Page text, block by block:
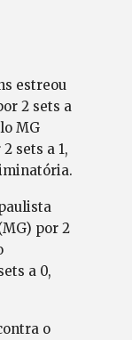
estreou
2 sets a
MG
sets a 1,
por 2
a 0,
o